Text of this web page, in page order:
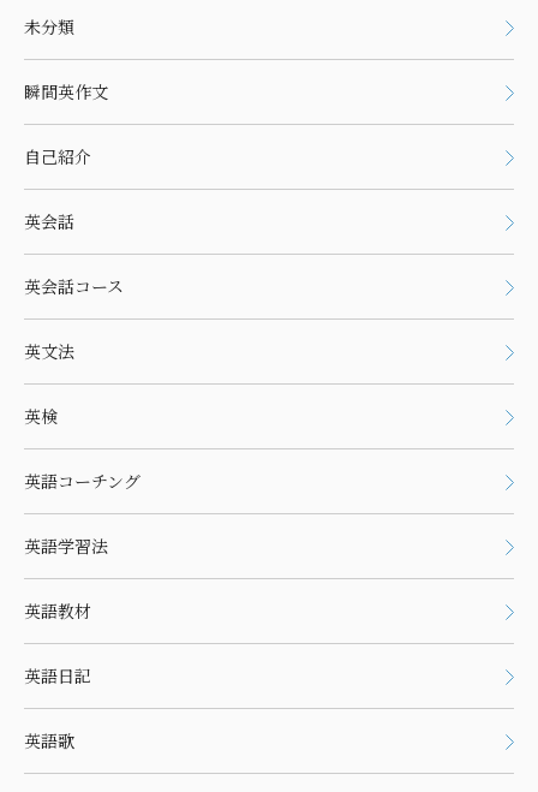
未分類
瞬間英作文
自己紹介
英会話
英会話コース
英文法
英検
英語コーチング
英語学習法
英語教材
英語日記
英語歌